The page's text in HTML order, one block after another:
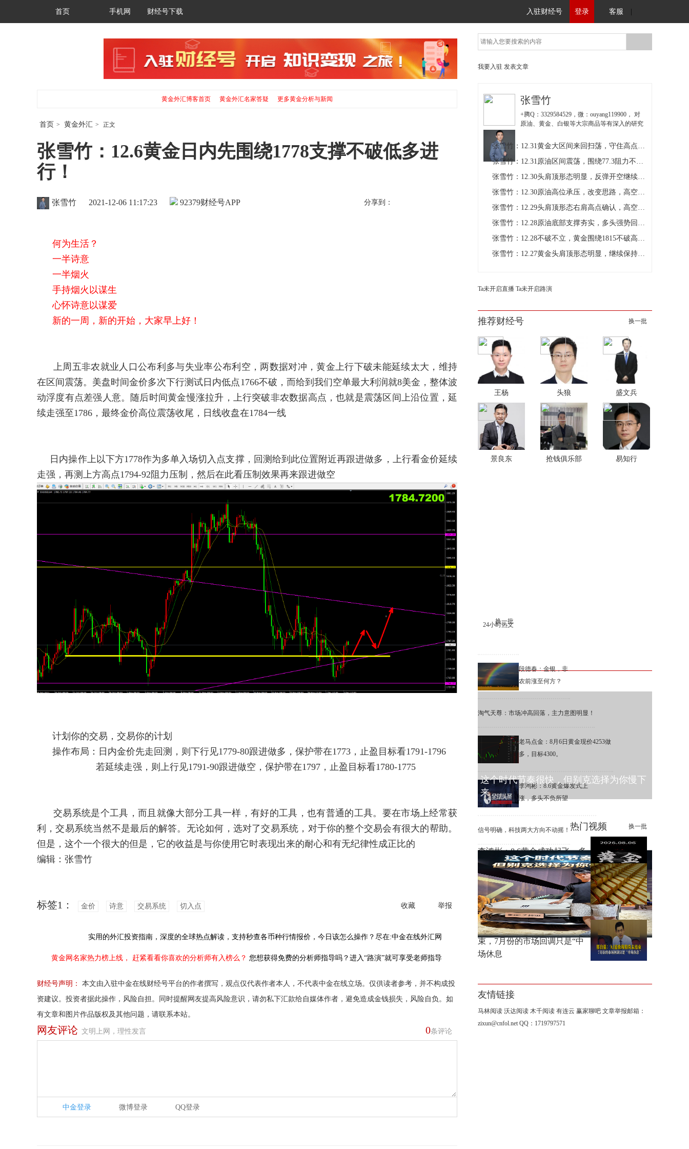
首页 手机网 财经号下载 入驻财经号 登录 客服
黄金外汇博客首页 黄金外汇名家答疑 更多黄金分析与新闻
首页 > 黄金外汇 > 正文
张雪竹：12.6黄金日内先围绕1778支撑不破低多进
行！
财经号APP
张雪竹 2021-12-06 11:17:23 92379 分享到：
何为生活？
一半诗意
一半烟火
手持烟火以谋生
心怀诗意以谋爱
新的一周，新的开始，大家早上好！
上周五非农就业人口公布利多与失业率公布利空，两数据对冲，黄金上行下破未能延续太大，维持
在区间震荡。美盘时间金价多次下行测试日内低点1766不破，而给到我们空单最大利润就8美金，整体波
动浮度有点差强人意。随后时间黄金慢涨拉升，上行突破非农数据高点，也就是震荡区间上沿位置，延
续走强至1786，最终金价高位震荡收尾，日线收盘在1784一线
日内操作上以下方1778作为多单入场切入点支撑，回测给到此位置附近再跟进做多，上行看金价延续
走强，再测上方高点1794-92阻力压制，然后在此看压制效果再来跟进做空
计划你的交易，交易你的计划
操作布局：日内金价先走回测，则下行见1779-80跟进做多，保护带在1773，止盈目标看1791-1796
若延续走强，则上行见1791-90跟进做空，保护带在1797，止盈目标看1780-1775
交易系统是个工具，而且就像大部分工具一样，有好的工具，也有普通的工具。要在市场上经常获
利，交易系统当然不是最后的解答。无论如何，选对了交易系统，对于你的整个交易会有很大的帮助。
但是，这个一个很大的但是，它的收益是与你使用它时表现出来的耐心和有无纪律性成正比的
编辑：张雪竹
收藏 举报
标签1： 金价 诗意 交易系统 切入点
实用的外汇投资指南， 深度的全球热点解读， 支持秒查各币种行情报价，今日该怎么操作？尽在:中金在线外汇网
黄金网名家热力榜上线， 赶紧看看你喜欢的分析师有入榜么？ 您想获得免费的分析师指导吗？进入“路演”就可享受老师指导
财经号声明：
本文由入驻中金在线财经号平台的作者撰写，观点仅代表作者本人，不代表中金在线立场。仅供读者参考，并不构成投
资建议。投资者据此操作，风险自担。同时提醒网友提高风险意识，请勿私下汇款给自媒体作者，避免造成金钱损失，风险自负。如
有文章和图片作品版权及其他问题，请联系本站。
0条评论
网友评论 文明上网，理性发言
中金登录 微博登录 QQ登录
我要入驻 发表文章
张雪竹
+腾Q：3329584529，微：ouyang119900， 对
原油、黄金、白银等大宗商品等有深入的研究
利润管理。着重平台的风控和资金安全管理，
永远把资金安全放在第一位。
张雪竹：12.31黄金大区间来回扫荡，守住高点还是空
张雪竹：12.31原油区间震荡，围绕77.3阻力不破看空做空
张雪竹：12.30头肩顶形态明显，反弹开空继续叠加空单仓位！
张雪竹：12.30原油高位承压，改变思路，高空进场了！
张雪竹：12.29头肩顶形态右肩高点确认，高空等跳水队上场！
张雪竹：12.28原油底部支撑夯实，多头强势回归！
张雪竹：12.28不破不立，黄金围绕1815不破高空思路对待
张雪竹：12.27黄金头肩顶形态明显，继续保持高空思路对待
Ta未开启直播 Ta未开启路演
推荐财经号 换一批
王杨 头狼 盛文兵
景良东 抢钱俱乐部 易知行
24小时热文
换一批
段德春：金银，非
农前涨至何方？
淘气天尊：市场冲高回落，主力意图明显！
老马点金：8月6日黄金现价4253做
多，目标4300。
李鸿彬：8.6黄金爆发式上
涨，多头不负所望
信号明确，科技两大方向不动摇！ 热门视频 换一批
这个时代节奏很快，但别克选择为你慢下
来
李鸿彬：8.6黄金成功起飞，多
头打响反攻战
黄金大涨，错过机会，总比低
位割肉强！
邢自强：AI超级周期尚未结
束，7月份的市场回调只是“中
场休息
友情链接
马林阅读 沃达阅读 木千阅读 有连云 赢家聊吧 文章举报邮箱：
zixun@cnfol.net QQ：1719797571